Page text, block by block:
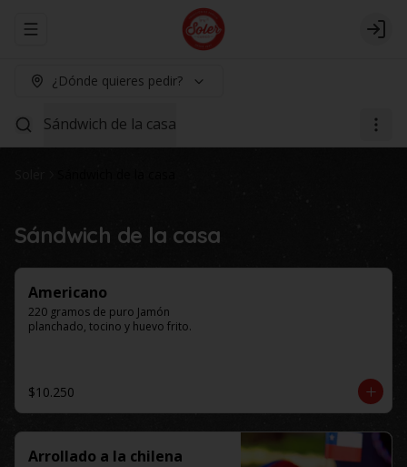
Abrir menu de navegación Login
¿Dónde quieres pedir?
Sándwich de la casa
Sándwich de la casa
Americano
220 gramos de puro Jamón
planchado, tocino y huevo frito.
$10.250
Arrollado a la chilena